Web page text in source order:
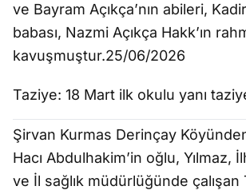
ve Bayram Açıkça’nın abileri, Kadir
babası, Nazmi Açıkça Hakk’ın
kavuşmuştur.25/06/2026
Taziye: 18 Mart ilk okulu yanı
Şirvan Kurmas Derinçay
Hacı Abdulhakim’in oğlu, Yılmaz,
ve İl sağlık müdürlüğünde çalışan